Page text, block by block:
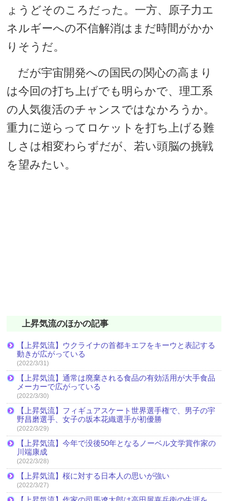
ょうどそのころだった。一方、原子力エ
ネルギーへの不信解消はまだ時間がかか
りそうだ。
だが宇宙開発への国民の関心の高まり
は今回の打ち上げでも明らかで、理工系
の人気復活のチャンスではなかろうか。
重力に逆らってロケットを打ち上げる難
しさは相変わらずだが、若い頭脳の挑戦
を望みたい。
上昇気流のほかの記事
【上昇気流】ウクライナの首都キエフをキーウと表記する
動きが広がっている
(2022/3/31)
【上昇気流】通常は廃棄される食品の有効活用が大手食品
メーカーで広がっている
(2022/3/30)
【上昇気流】フィギュアスケート世界選手権で、男子の宇
野昌磨選手、女子の坂本花織選手が初優勝
(2022/3/29)
【上昇気流】今年で没後50年となるノーベル文学賞作家の
川端康成
(2022/3/28)
【上昇気流】桜に対する日本人の思いが強い
(2022/3/27)